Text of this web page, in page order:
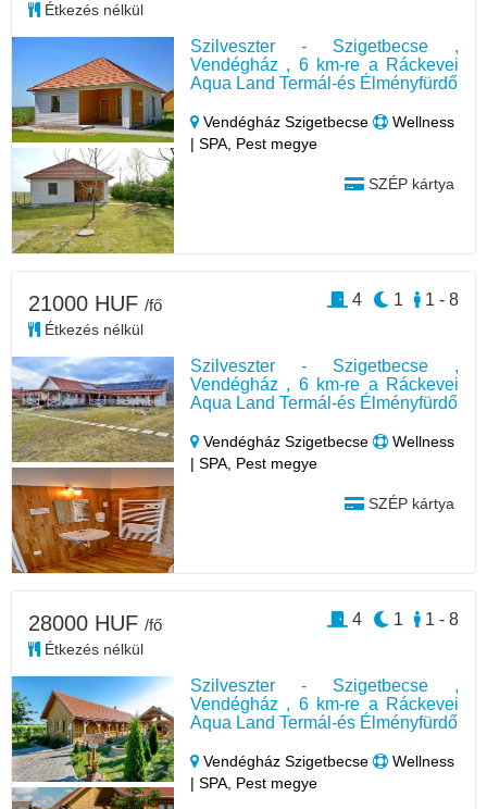
Szilveszter - Szigetbecse ,
Vendégház , 6 km-re a Ráckevei
Aqua Land Termál-és Élményfürdő
Vendégház Szigetbecse
Wellness
| SPA, Pest megye
SZÉP kártya
Étkezés nélkül
Szilveszter - Szigetbecse ,
Vendégház , 6 km-re a Ráckevei
Aqua Land Termál-és Élményfürdő
Vendégház Szigetbecse
Wellness
| SPA, Pest megye
SZÉP kártya
21000 HUF /fő
Étkezés nélkül
1 - 8
1
4
Szilveszter - Szigetbecse ,
Vendégház , 6 km-re a Ráckevei
Aqua Land Termál-és Élményfürdő
Vendégház Szigetbecse
Wellness
| SPA, Pest megye
28000 HUF /fő
Étkezés nélkül
1 - 8
1
4